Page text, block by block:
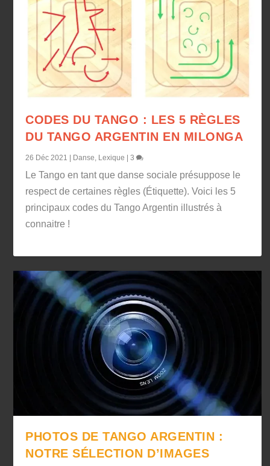
CODES DU TANGO : LES 5 RÈGLES
DU TANGO ARGENTIN EN MILONGA
26 Déc 2021 Danse, Lexique |3
Le Tango en tant que danse sociale présuppose le
respect de certaines règles (Étiquette). Voici les 5
principaux codes du Tango Argentin illustrés à
connaitre !
PHOTOS DE TANGO ARGENTIN :
NOTRE SÉLECTION D’IMAGES